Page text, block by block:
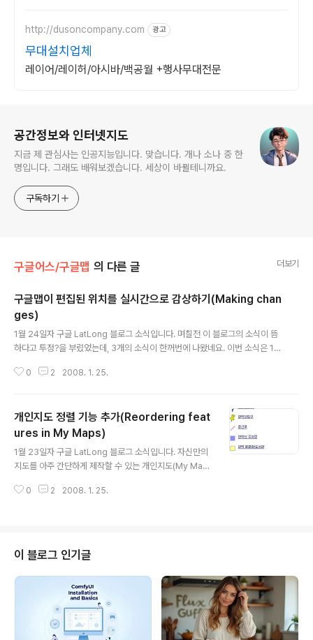
http://dusoncompany.com 광고
무대설치업체
레이어/레이허/아시바/백공월 +행사무대전문
공간정보와 인터넷지도
지금 제 관심사는 인공지능입니다. 맞습니다. 개나 소나 중 한
명입니다. 그래도 배워보겠습니다. 세상이 바뀔테니까요.
구독하기
구글어스/구글맵 의 다른 글 더보기
구글맵이 편집된 위치를 실시간으로 감상하기(Making chan
ges)
1월 24일자 구글 LatLong 블로그 소식입니다. 며칠전 이 블로그의 소식이 뜸
하다고 투정?을 부렸었는데, 3개의 소식이 한꺼번에 나왔네요. 이번 소식은 11
등장했다는 내용입니다. 즉, http://maps.google.com/recentedits에 들
기 바랍니다. 예전에 이것과 비슷한데... 전세계에 있는 사람들이 글을 올리면 실
시간으로 하나씩 표시되는 매쉬업이 있었는데 기억이 안나네요... 혹시 아시는
분 있으면 댓글로 부탁드립니다. 민, 푸른하늘 ==== http://g..
0 2 2008. 1. 25.
개인지도 정렬 기능 추가(Reordering feat
ures in My Maps)
1월 23일자 구글 LatLong 블로그 소식입니다. 자신만의
지도를 아주 간단하게 제작할 수 있는 개인지도(My Map
이동할 수 있게되었다는 소식입니다. 예를 들어, 아래는 제
를 바꾸어 비슷한 것을 모아 둔 것으로 훨씬 이해하기가 편
합니다. 사실 생각해보면 정말 꼭 필요한 기능인데도, 아직
까지 없었다는 것이 이해가 안될 정도입니다. 한가지, 본문
중에서 "커다란 지도의 경우, 위치표지, 선, 면 등을 드래깅
하여 리스트 전후로 나타나는 특별한 목표점에 끌어 놓으
면 앞뒤 쪽으로 옮길..
0 2 2008. 1. 25.
이 블로그 인기글